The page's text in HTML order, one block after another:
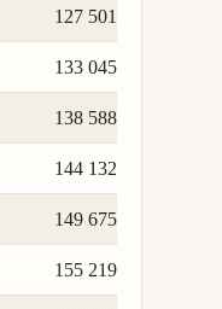
127 501
133 045
138 588
144 132
149 675
155 219